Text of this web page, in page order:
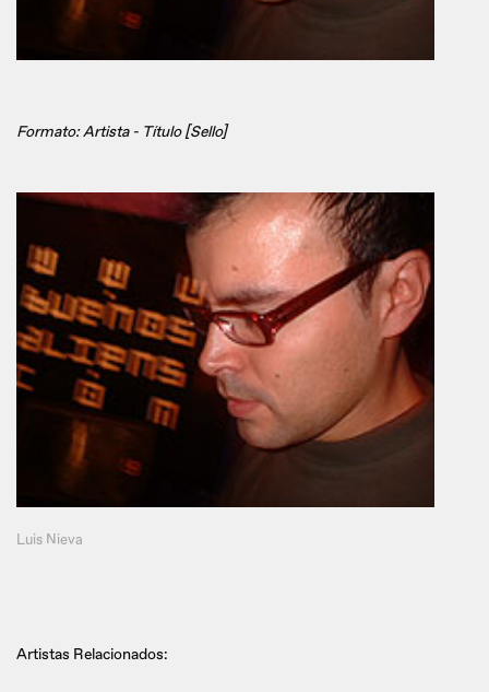
Formato: Artista - Título [Sello]
Luis Nieva
Artistas Relacionados: